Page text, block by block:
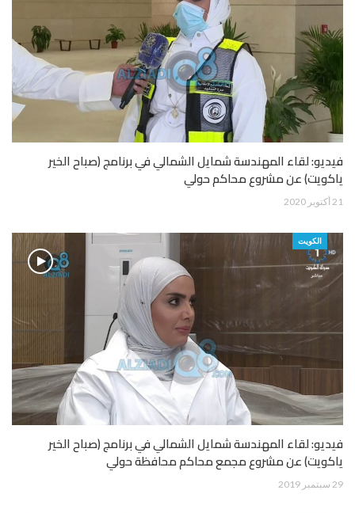
فيديو: لقاء المهندسة شمايل الشمالي في برنامج (صباح الخير
ياكويت) عن مشروع محاكم حولي
21 أكتوبر 2020
الكويت
فيديو: لقاء المهندسة شمايل الشمالي في برنامج (صباح الخير
ياكويت) عن مشروع مجمع محاكم محافظة حولي
29 سبتمبر 2019